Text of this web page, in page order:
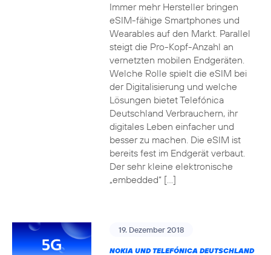
Immer mehr Hersteller bringen
eSIM-fähige Smartphones und
Wearables auf den Markt. Parallel
steigt die Pro-Kopf-Anzahl an
vernetzten mobilen Endgeräten.
Welche Rolle spielt die eSIM bei
der Digitalisierung und welche
Lösungen bietet Telefónica
Deutschland Verbrauchern, ihr
digitales Leben einfacher und
besser zu machen. Die eSIM ist
bereits fest im Endgerät verbaut.
Der sehr kleine elektronische
„embedded“ […]
19. Dezember 2018
NOKIA UND TELEFÓNICA DEUTSCHLAND